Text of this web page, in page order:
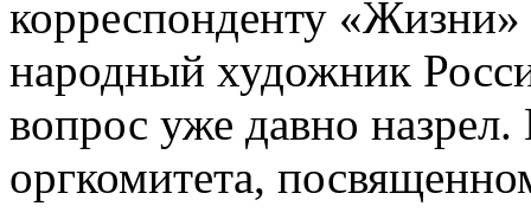
корреспонденту «Жизни»
народный художник
вопрос уже давно назрел.
оргкомитета,